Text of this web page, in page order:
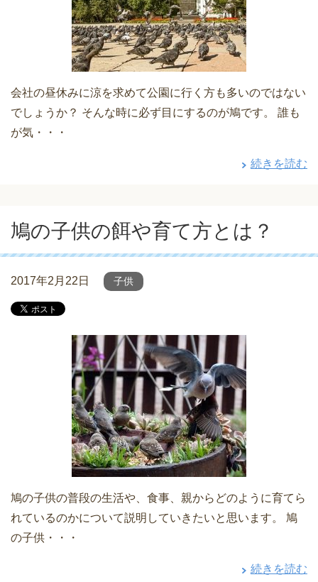
会社の昼休みに涼を求めて公園に行く方も多いのではない
でしょうか？ そんな時に必ず目にするのが鳩です。 誰も
が気・・・
続きを読む
鳩の子供の餌や育て方とは？
2017年2月22日 子供
鳩の子供の普段の生活や、食事、親からどのように育てら
れているのかについて説明していきたいと思います。 鳩
の子供・・・
続きを読む